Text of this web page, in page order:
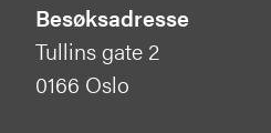
Besøksadresse
Tullins gate 2
0166 Oslo